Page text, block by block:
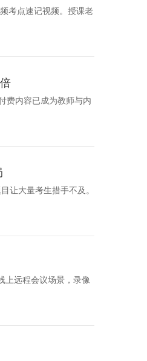
考点速记视频。授课老
费内容已成为教师与内
让大量考生措手不及。
上远程会议场景，录像